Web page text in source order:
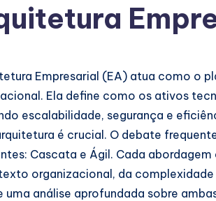
Empresarial (EA) atua como o
Ela define como os ativos
escalabilidade, segurança e
é crucial. O debate
Cascata e Ágil. Cada
organizacional, da
uma análise aprofundada sobre